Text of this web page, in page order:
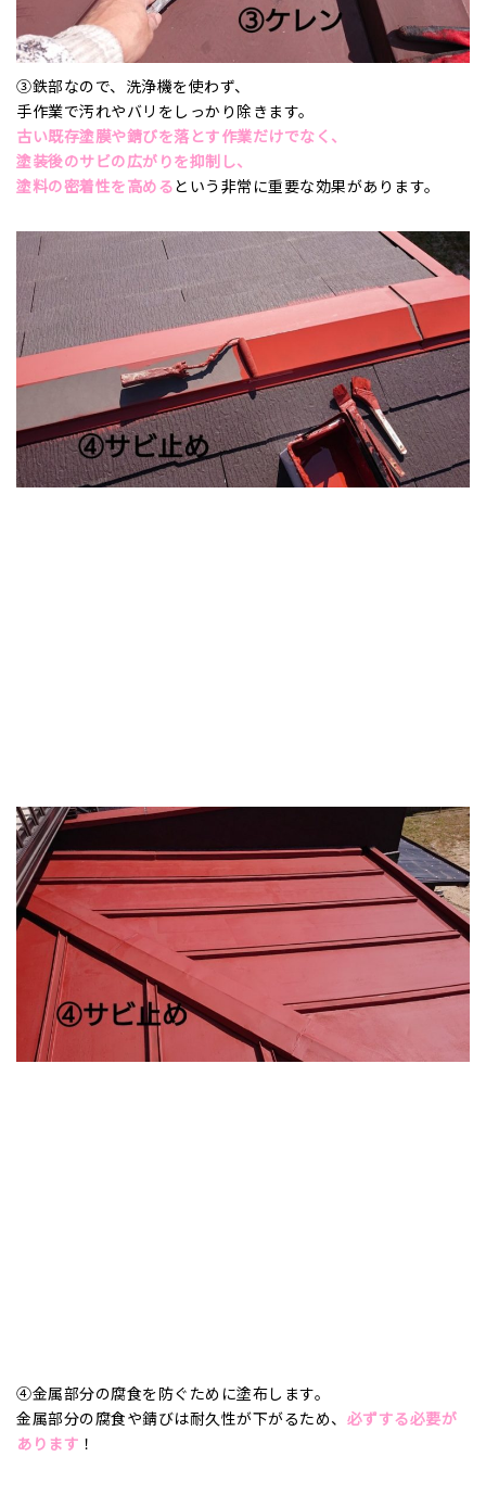
③鉄部なので、洗浄機を使わず、
手作業で汚れやバリをしっかり除きます。
古い既存塗膜や錆びを落とす作業だけでなく、
塗装後のサビの広がりを抑制し、
塗料の密着性を高めるという非常に重要な効果があります。
④金属部分の腐食を防ぐために塗布します。
金属部分の腐食や錆びは耐久性が下がるため、 必ずする必要が
あります ！